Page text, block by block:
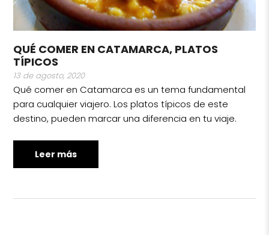
QUÉ COMER EN CATAMARCA, PLATOS
TÍPICOS
13 de agosto, 2020
Qué comer en Catamarca es un tema fundamental
para cualquier viajero. Los platos típicos de este
destino, pueden marcar una diferencia en tu viaje.
Leer más